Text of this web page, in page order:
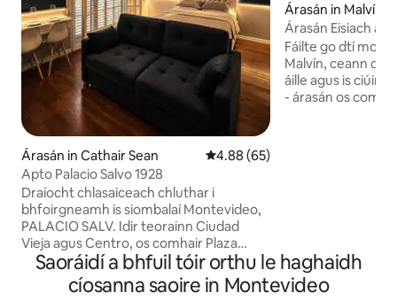
Árasán in Cathair Sean Meánrátáil 4.88 as 5, 65
4.88 (65)
Apto Palacio Salvo 1928
Draíocht chlasaiceach chluthar i
bhfoirgneamh is siombalaí Montevideo,
PALACIO SALV. Idir teorainn Ciudad
Vieja agus Centro, os comhair Plaza
Independencia, Ciudad Vieja, Teatro
Solis, halla éisteachta Sodre, rambla,
calafort agus Casino Hotel Radisson.
Árasán in Malvín
Árasán Eisiach ar
Malvín
Fáilte go dtí mo
Malvín, ceann de
áille agus is
- árasán os
gnó.
Saoráidí a bhfuil tóir orthu le haghaidh
cíosanna saoire in Montevideo